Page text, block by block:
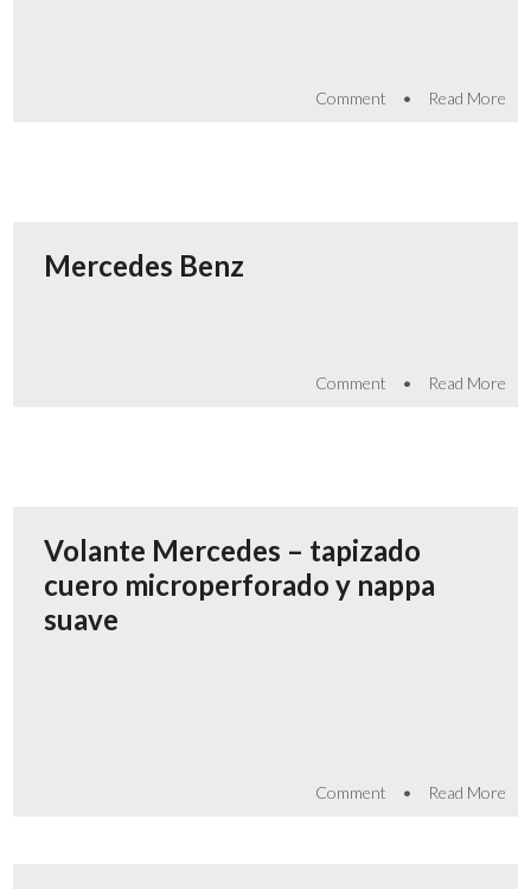
Comment • Read More
Mercedes Benz
Comment • Read More
Volante Mercedes – tapizado
cuero microperforado y nappa
suave
Comment • Read More